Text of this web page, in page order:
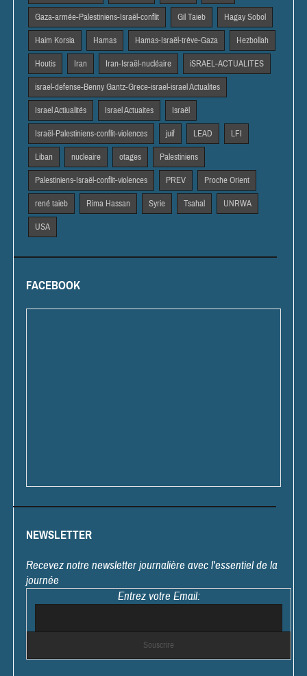
Gaza-armée-Palestiniens-Israël-conflit Gil Taieb Hagay Sobol
Haim Korsia Hamas Hamas-Israël-trêve-Gaza Hezbollah
Houtis Iran Iran-Israël-nucléaire iSRAEL-ACTUALITES
israel-defense-Benny Gantz-Grece-israel-israel Actualites
Israel Actiualités Israel Actuaites Israël
Israël-Palestiniens-conflit-violences juif LEAD LFI
Liban nucleaire otages Palestiniens
Palestiniens-Israël-conflit-violences PREV Proche Orient
rené taieb Rima Hassan Syrie Tsahal UNRWA
USA
FACEBOOK
NEWSLETTER
Recevez notre newsletter journalière avec l'essentiel de la
journée
Entrez votre Email: